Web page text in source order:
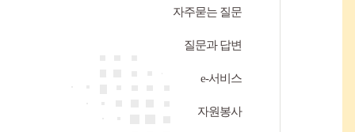
자주묻는 질문
질문과 답변
e-서비스
자원봉사